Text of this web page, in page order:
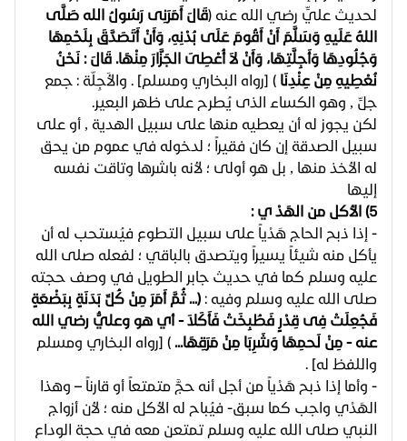
لحديث عليٍّ رضي الله عنه (قَالَ أَمَرَنِى رَسُولُ الله صَلَّى
اللهُ عَلَيهِ وَسَلَّمَ أَنْ أَقُومَ عَلَى بُدْنِهِ، وَأَنْ أَتَصَدَّقَ بِلَحْمِهَا
وَجُلُودِهَا وَأَجِلَّتِهَا، وَأَنْ لاَ أُعْطِىَ الجَزَّارَ مِنْهَا. قَالَ : نَحْنُ
نُعْطِيهِ مِنْ عِنْدِنَا ) [رواه البخاري ومسلم] . والأَجِلّة : جمع
جلٍّ , وهو الكساء الذى يُطرح على ظهر البعير.
لكن يجوز له أن يعطيه منها على سبيل الهدية , أو على
سبيل الصدقة إن كان فقيراً ؛ لدخوله في عموم من يحق
له الأخذ منها , بل هو أولى ؛ لأنه باشرها وتاقت نفسه
إليها
5) الأكل من الهَدْ ي :
- إذا ذبح الحاج هَدْياً على سبيل التطوع فيُستحب له أن
يأكل منه شيئاً يسيراً ويتصدق بالباقي ؛ لفعله صلى الله
عليه وسلم كما في حديث جابر الطويل في وصف حجته
صلى الله عليه وسلم وفيه : (... ثُمَّ أَمَرَ مِنْ كُلِّ بَدَنَةٍ بِبَضْعَةٍ
فَجُعِلَتْ فِى قِدْرٍ فَطُبِخَتْ فَأَكَلاَ - أي هو وعليُّ رضي الله
عنه - مِنْ لَحمِهَا وَشَرِبَا مِنْ مَرَقِهَا... ) [رواه البخاري ومسلم
واللفظ له] .
- وأما إذا ذبح هَدْياً من أجل أنه حجَّ متمتعاً أو قارناً – وهذا
الهَدْي واجب كما سبق- فيُباح له الأكل منه ؛ لأن أزواج
النبي صلى الله عليه وسلم تمتعن معه في حجة الوداع